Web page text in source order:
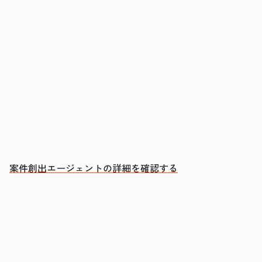
案件創出エージェントの詳細を確認する